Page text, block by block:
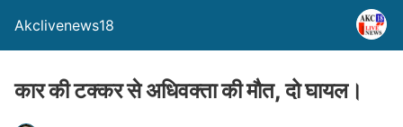
Akclivenews18
कार की टक्कर से अधिवक्ता की मौत, दो घायल।